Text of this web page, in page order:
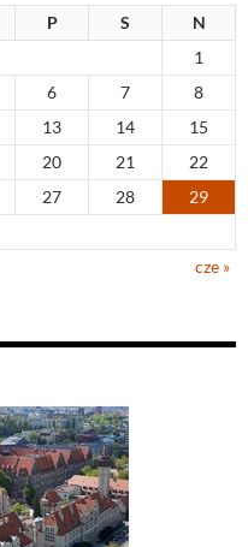
P S
N
1
6 7
8
13 14
15
20 21
22
27 28
29
cze »